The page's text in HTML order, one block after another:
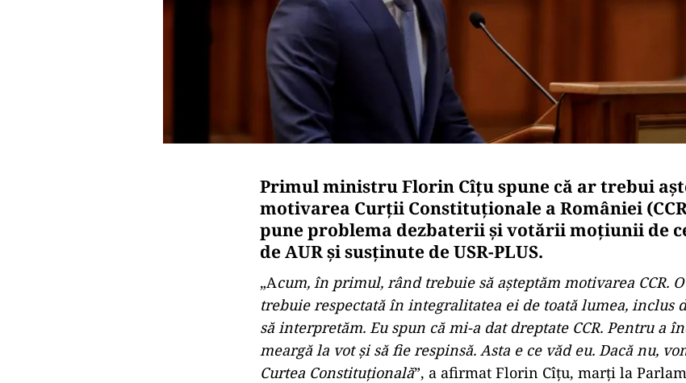
Primul ministru Florin Cîțu spune că ar trebui
motivarea Curții Constituționale a României
pune problema dezbaterii și votării moțiunii de
de AUR și susținute de USR-PLUS.
„Acum, în primul, rând trebuie să aşteptăm motivarea CCR. O
trebuie respectată în integralitatea ei de toată lumea, inclus
să interpretăm. Eu spun că mi-a dat dreptate CCR. Pentru a
meargă la vot şi să fie respinsă. Asta e ce văd eu. Dacă nu,
Curtea Constituţională”, a afirmat Florin Cîţu, marţi la